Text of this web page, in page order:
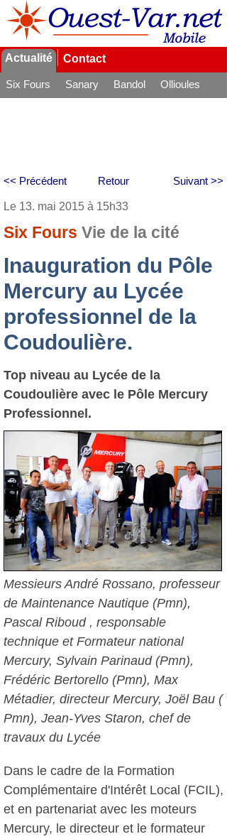
Actualité Contact
Six Fours Sanary Bandol
Ollioules
Retour
<< Précédent Suivant >>
Le 13. mai 2015 à 15h33
Six Fours Vie de la cité
Inauguration du Pôle
Mercury au Lycée
professionnel de la
Coudoulière.
Top niveau au Lycée de la
Coudoulière avec le Pôle Mercury
Professionnel.
Messieurs André Rossano, professeur
de Maintenance Nautique (Pmn),
Pascal Riboud , responsable
technique et Formateur national
Mercury, Sylvain Parinaud (Pmn),
Frédéric Bertorello (Pmn), Max
Métadier, directeur Mercury, Joël Bau (
Pmn), Jean-Yves Staron, chef de
travaux du Lycée
Dans le cadre de la Formation
Complémentaire d'Intérêt Local (FCIL),
et en partenariat avec les moteurs
Mercury, le directeur et le formateur